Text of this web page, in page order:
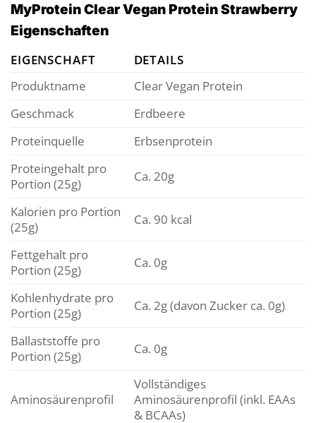
MyProtein Clear Vegan Protein Strawberry
Eigenschaften
EIGENSCHAFT
DETAILS
Produktname
Clear Vegan Protein
Geschmack
Erdbeere
Proteinquelle
Erbsenprotein
Proteingehalt pro
Portion (25g)
Ca. 20g
Kalorien pro Portion
(25g)
Ca. 90 kcal
Fettgehalt pro
Portion (25g)
Ca. 0g
Kohlenhydrate pro
Portion (25g)
Ca. 2g (davon Zucker ca. 0g)
Ballaststoffe pro
Portion (25g)
Ca. 0g
Aminosäurenprofil
Vollständiges
Aminosäurenprofil (inkl. EAAs
& BCAAs)